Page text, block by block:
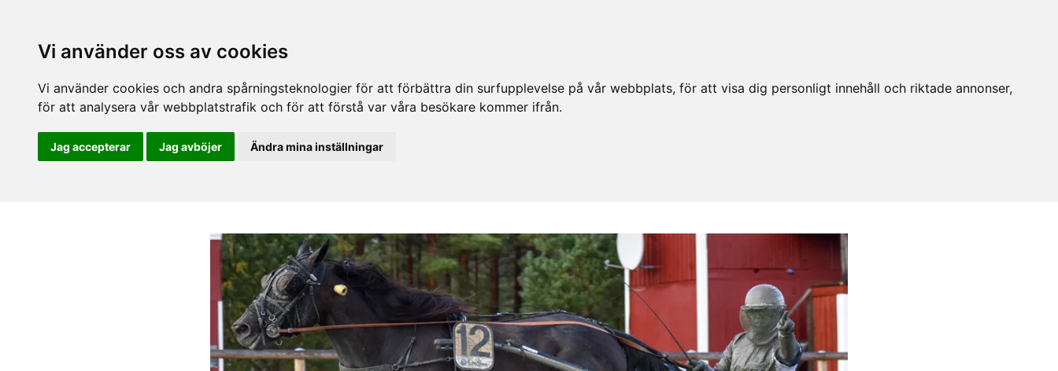
Vi använder oss av cookies
Vi använder cookies och andra spårningsteknologier för att förbättra din surfupplevelse på vår webbplats, för att visa dig personligt innehåll och riktade annonser,
för att analysera vår webbplatstrafik och för att förstå var våra besökare kommer ifrån.
Jag accepterar Jag avböjer Ändra mina inställningar